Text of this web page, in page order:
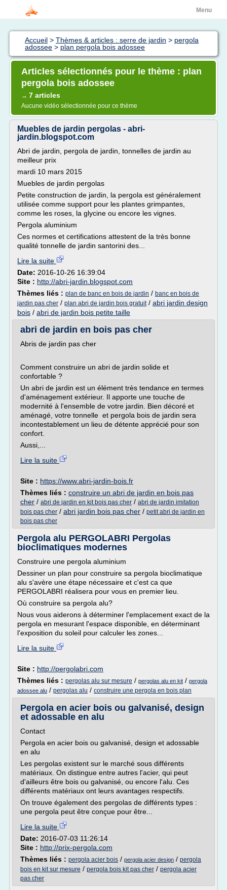
Menu
Accueil > Thèmes & articles : serre de jardin > pergola
adossee > plan pergola bois adossee
Articles sélectionnés pour le thème : plan
pergola bois adossee
→ 7 articles
Aucune vidéo sélectionnée pour ce thème
Muebles de jardin pergolas - abri-
jardin.blogspot.com
Abri de jardin, pergola de jardin, tonnelles de jardin au
meilleur prix
mardi 10 mars 2015
Muebles de jardin pergolas
Petite construction de jardin, la pergola est généralement
utilisée comme support pour les plantes grimpantes,
comme les roses, la glycine ou encore les vignes.
Pergola aluminium
Ces normes et certifications attestent de la très bonne
qualité tonnelle de jardin santorini des...
Lire la suite
Date: 2016-10-26 16:39:04
Site : http://abri-jardin.blogspot.com
Thèmes liés : plan de banc en bois de jardin / banc en bois de
jardin pas cher / plan abri de jardin bois gratuit/ abri jardin design
bois / abri de jardin bois petite taille
abri de jardin en bois pas cher
Abris de jardin pas cher
Comment construire un abri de jardin solide et
confortable ?
Un abri de jardin est un élément très tendance en termes
d'aménagement extérieur. Il apporte une touche de
modernité à l'ensemble de votre jardin. Bien décoré et
aménagé, votre tonnelle et pergola bois de jardin sera
incontestablement un lieu de détente apprécié pour son
confort.
Aussi,...
Lire la suite
Site : https://www.abri-jardin-bois.fr
Thèmes liés : construire un abri de jardin en bois pas
cher / abri de jardin en kit bois pas cher / abri de jardin imitation
bois pas cher / abri jardin bois pas cher / petit abri de jardin en
bois pas cher
Pergola alu PERGOLABRI Pergolas
bioclimatiques modernes
Construire une pergola aluminium
Dessiner un plan pour construire sa pergola bioclimatique
alu s'avère une étape nécessaire et c'est ca que
PERGOLABRI réalisera pour vous en premier lieu.
Où construire sa pergola alu?
Nous vous aiderons à déterminer l'emplacement exact de la
pergola en mesurant l'espace disponible, en déterminant
l'exposition du soleil pour calculer les zones...
Lire la suite
Site : http://pergolabri.com
Thèmes liés : pergolas alu sur mesure / pergolas alu en kit / pergola
adossee alu / pergolas alu / construire une pergola en bois plan
Pergola en acier bois ou galvanisé, design
et adossable en alu
Contact
Pergola en acier bois ou galvanisé, design et adossable
en alu
Les pergolas existent sur le marché sous différents
matériaux. On distingue entre autres l'acier, qui peut
d'ailleurs être bois ou galvanisé, ou encore l'alu. Ces
différents matériaux ont leurs avantages respectifs.
On trouve également des pergolas de différents types :
une pergola peut être conçue pour être...
Lire la suite
Date: 2016-07-03 11:26:14
Site : http://prix-pergola.com
Thèmes liés : pergola acier bois / pergola acier design / pergola
bois en kit sur mesure / pergola bois kit pas cher / pergola acier
pas cher